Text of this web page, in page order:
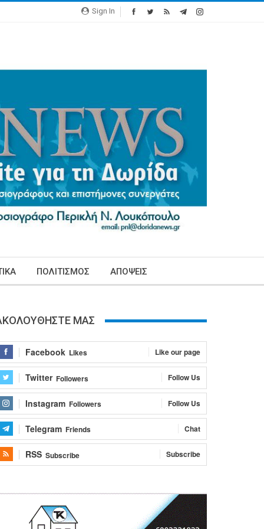
Sign In
ΠΟΛΙΤΙΣΜΟΣ ΑΠΟΨΕΙΣ
ΜΑΣ
Facebook Likes Like our page
Twitter Followers Follow Us
Instagram Followers Follow Us
Telegram Friends Chat
RSS Subscribe Subscribe